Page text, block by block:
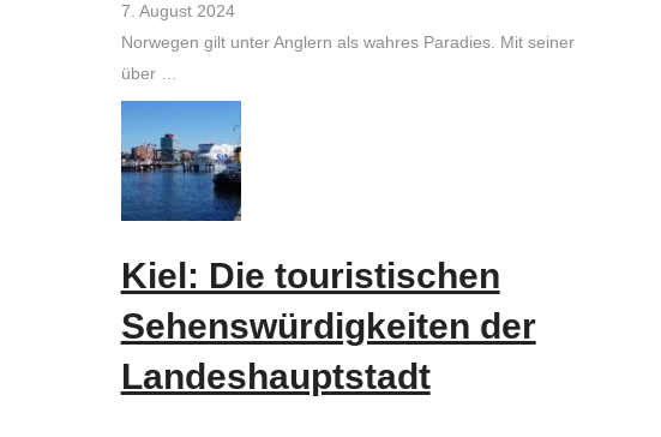
7. August 2024
Norwegen gilt unter Anglern als wahres Paradies. Mit seiner
über …
Kiel: Die touristischen
Sehenswürdigkeiten der
Landeshauptstadt